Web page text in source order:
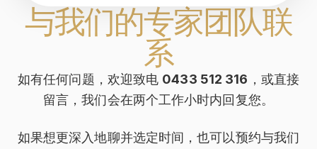
与我们的专家团队联
系
如有任何问题，欢迎致电 0433 512 316 ，或直接
留言，我们会在两个工作小时内回复您。
如果想更深入地聊并选定时间，也可以预约与我们